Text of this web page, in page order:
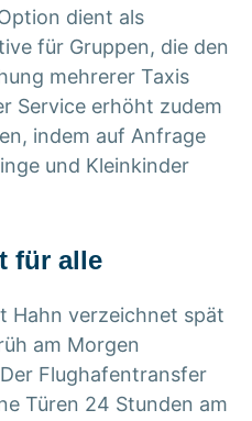
dient als
für Gruppen, die den
mehrerer Taxis
Service erhöht zudem
indem auf Anfrage
und Kleinkinder
für alle
Hahn verzeichnet spät
am Morgen
Flughafentransfer
Türen 24 Stunden am